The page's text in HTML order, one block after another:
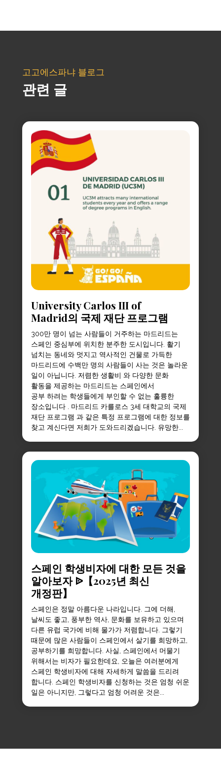
고고에스파냐 블로그
관련 글
University Carlos III of
Madrid의 국제 재단 프로그램
300만 명이 넘는 사람들이 거주하는 마드리드는
스페인 중심부에 위치한 분주한 도시입니다. 활기
넘치는 동네와 멋지고 역사적인 건물로 가득한
마드리드에 수백만 명의 사람들이 사는 것은 놀라운
일이 아닙니다. 저렴한 생활비 와 다양한 문화
활동을 제공하는 마드리드는 스페인에서
공부 하려는 학생들에게 부인할 수 없는 훌륭한
장소입니다 . 마드리드 카를로스 3세 대학교의 국제
재단 프로그램 과 같은 특정 프로그램에 대한 정보를
찾고 계신다면 저희가 도와드리겠습니다. 유망한...
스페인 학생비자에 대한 모든 것을
알아보자 ᐉ【2025년 최신
개정판】
스페인은 정말 아름다운 나라입니다. 그에 더해,
날씨도 좋고, 풍부한 역사, 문화를 보유하고 있으며
다른 유럽 국가에 비해 물가가 저렴합니다. 그렇기
때문에 많은 사람들이 스페인에서 살기를 희망하고,
공부하기를 희망합니다. 사실, 스페인에서 머물기
위해서는 비자가 필요한데요, 오늘은 여러분에게
스페인 학생비자에 대해 자세하게 말씀을 드리려
합니다. 스페인 학생비자를 신청하는 것은 엄청 쉬운
일은 아니지만, 그렇다고 엄청 어려운 것은...